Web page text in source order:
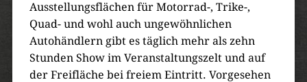
Ausstellungsflächen für Motorrad-, Trike-,
Quad- und wohl auch ungewöhnlichen
Autohändlern gibt es täglich mehr als zehn
Stunden Show im Veranstaltungszelt und auf
der Freifläche bei freiem Eintritt. Vorgesehen